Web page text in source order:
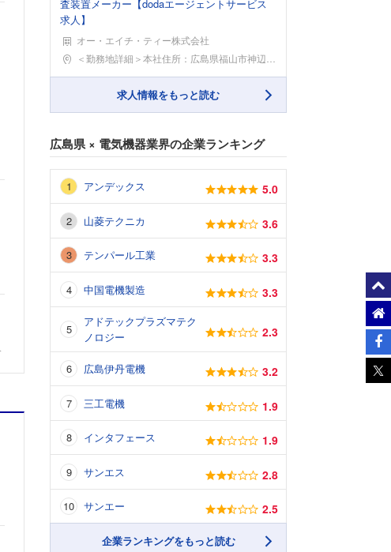
査装置メーカー【dodaエージェントサービス
求人】
オー・エイチ・ティー株式会社
勤務地＜勤務地詳細＞本社住所：広島県福山市神辺町字西中条
求人情報をもっと読む
広島県× 電気機器業界の企業ランキング
アンデックス 5.0
山菱テクニカ 3.6
テンパール工業 3.3
中国電機製造 3.3
アドテックプラズマテク
ノロジー
2.3
広島伊丹電機 3.2
三工電機 1.9
インタフェース 1.9
サンエス 2.8
サンエー 2.5
企業ランキングをもっと読む